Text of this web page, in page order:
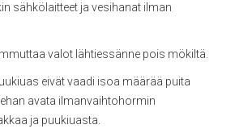
sähkölaitteet ja vesihanat ilman
valot lähtiessänne pois mökiltä.
eivät vaadi isoa määrää puita
avata ilmanvaihtohormin
ja puukiuasta.